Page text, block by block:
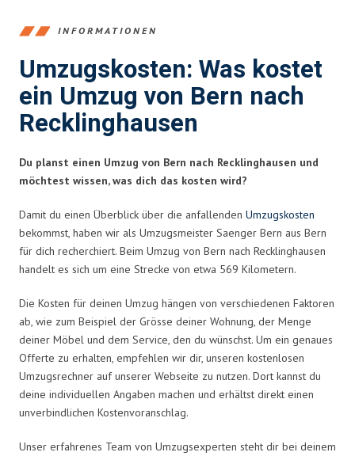
INFORMATIONEN
Umzugskosten: Was kostet
ein Umzug von Bern nach
Recklinghausen
Du planst einen Umzug von Bern nach Recklinghausen und
möchtest wissen, was dich das kosten wird?
Damit du einen Überblick über die anfallenden Umzugskosten
bekommst, haben wir als Umzugsmeister Saenger Bern aus Bern
für dich recherchiert. Beim Umzug von Bern nach Recklinghausen
handelt es sich um eine Strecke von etwa 569 Kilometern.
Die Kosten für deinen Umzug hängen von verschiedenen Faktoren
ab, wie zum Beispiel der Grösse deiner Wohnung, der Menge
deiner Möbel und dem Service, den du wünschst. Um ein genaues
Offerte zu erhalten, empfehlen wir dir, unseren kostenlosen
Umzugsrechner auf unserer Webseite zu nutzen. Dort kannst du
deine individuellen Angaben machen und erhältst direkt einen
unverbindlichen Kostenvoranschlag.
Unser erfahrenes Team von Umzugsexperten steht dir bei deinem